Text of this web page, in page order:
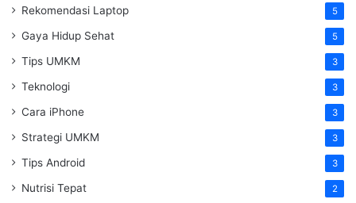
Rekomendasi Laptop 5
Gaya Hidup Sehat 5
Tips UMKM 3
Teknologi 3
Cara iPhone 3
Strategi UMKM 3
Tips Android 3
Nutrisi Tepat 2